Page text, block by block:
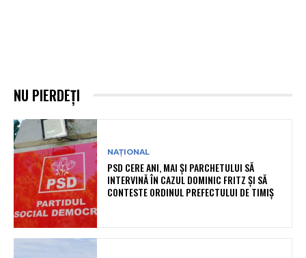
NU PIERDEȚI
NAȚIONAL
PSD CERE ANI, MAI ȘI PARCHETULUI SĂ
INTERVINĂ ÎN CAZUL DOMINIC FRITZ ȘI SĂ
CONTESTE ORDINUL PREFECTULUI DE TIMIȘ